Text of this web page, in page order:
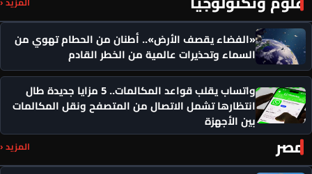
المزيد ‹
«الفضاء يقصف الأرض».. أطنان من الحطام تهوي من
السماء وتحذيرات عالمية من الخطر القادم
واتساب يقلب قواعد المكالمات.. 5 مزايا جديدة طال
انتظارها تشمل الاتصال من المتصفح ونقل المكالمات
بين الأجهزة
مصر المزيد ‹